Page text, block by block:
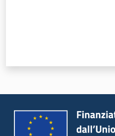
Progetti